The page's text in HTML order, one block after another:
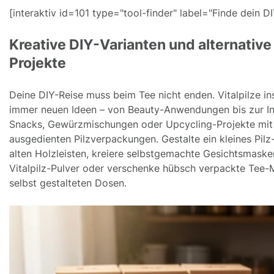
[interaktiv id=101 type="tool-finder" label="Finde dein
Kreative DIY-Varianten und
Projekte
Deine DIY-Reise muss beim Tee nicht enden. Vitalpilze
immer neuen Ideen – von Beauty-Anwendungen bis zur
Snacks, Gewürzmischungen oder Upcycling-Projekte mit
ausgedienten Pilzverpackungen. Gestalte ein kleines
alten Holzleisten, kreiere selbstgemachte
Vitalpilz-Pulver oder verschenke hübsch verpackte Tee-
selbst gestalteten Dosen.